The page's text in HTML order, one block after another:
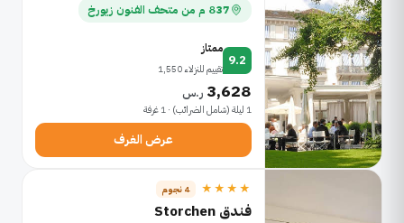
837 م من متحف الفنون زيورخ
9.2
ممتاز
تقييم للنزلاء 1,550
3,628 ر.س
1 ليلة (شامل الضرائب) · 1 غرفة
عرض الغرف
★★★★ 4 نجوم
فندق Storchen